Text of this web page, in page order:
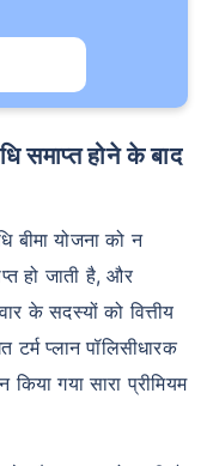
योजना को न
हो जाती है, और
के सदस्यों को वित्तीय
टर्म प्लान पॉलिसीधारक
गया सारा प्रीमियम